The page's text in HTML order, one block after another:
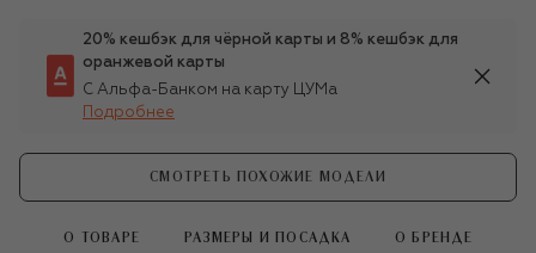
20% кешбэк для чёрной карты и 8% кешбэк для
оранжевой карты
С Альфа-Банком на карту ЦУМа
Подробнее
СМОТРЕТЬ ПОХОЖИЕ МОДЕЛИ
О ТОВАРЕ РАЗМЕРЫ И ПОСАДКА О БРЕНДЕ